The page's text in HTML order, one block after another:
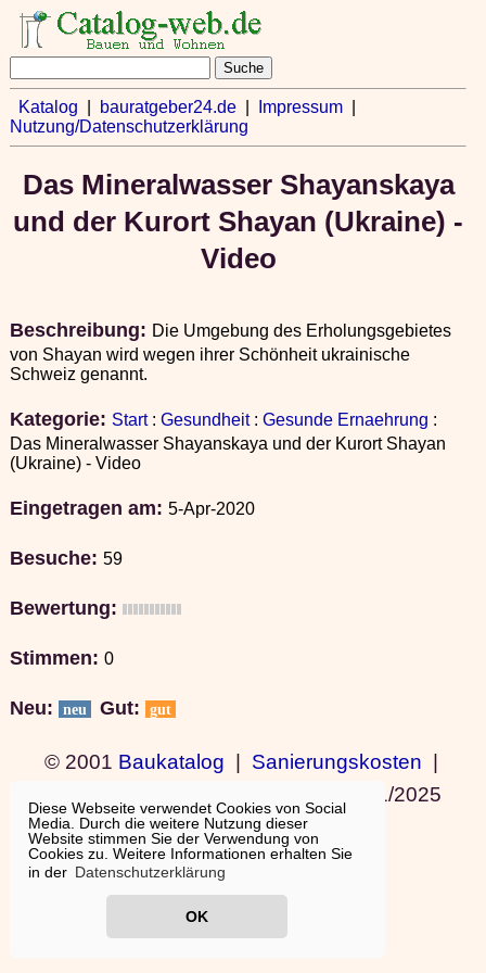
Diese Webseite verwendet Cookies von Social
Media. Durch die weitere Nutzung dieser
Website stimmen Sie der Verwendung von
Cookies zu. Weitere Informationen erhalten Sie
in der Datenschutzerklärung
OK
Katalog bauratgeber24.de| Impressum|
Nutzung/Datenschutzerklärung
Das Mineralwasser Shayanskaya
und der Kurort Shayan (Ukraine) -
Video
Beschreibung: Die Umgebung des Erholungsgebietes
von Shayan wird wegen ihrer Schönheit ukrainische
Schweiz genannt.
Kategorie: Start: Gesundheit: Gesunde Ernaehrung :
Das Mineralwasser Shayanskaya und der Kurort Shayan
(Ukraine) - Video
Eingetragen am: 5-Apr-2020
Besuche: 59
Bewertung:
Stimmen: 0
Neu: neu Gut: gut
© 2001 Baukatalog | Sanierungskosten |
11/01/2025
19:15:11